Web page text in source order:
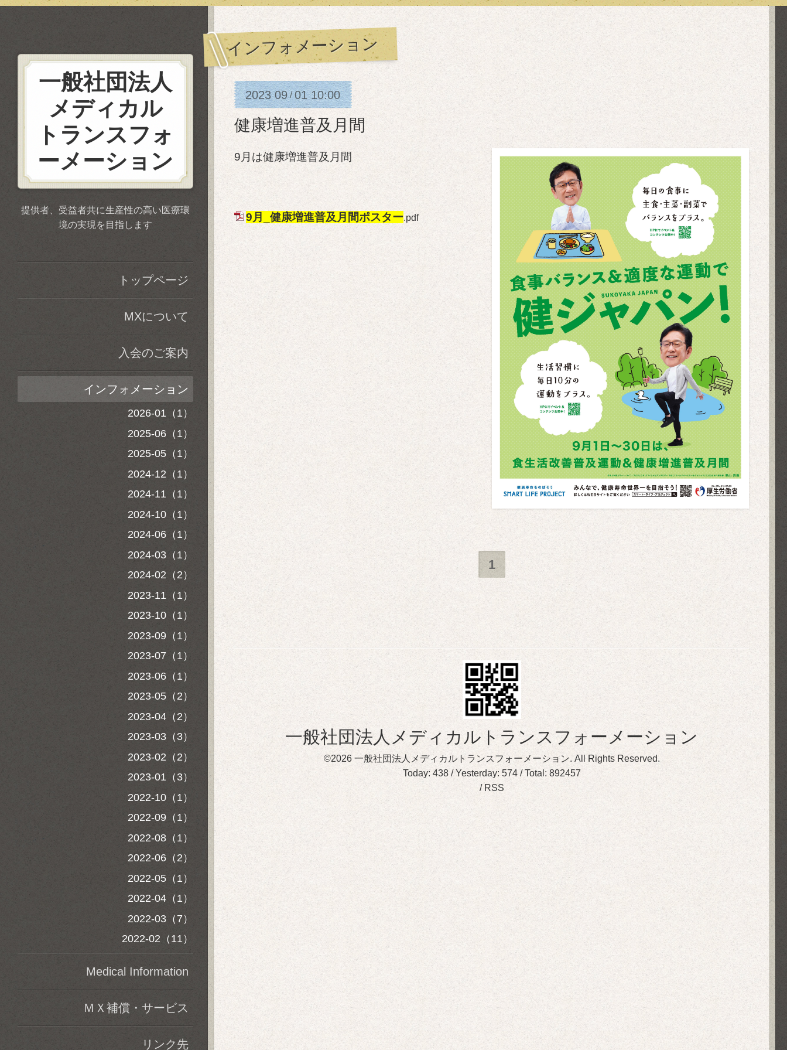
インフォメーション
2023 09/01 10:00
健康増進普及月間
9月は健康増進普及月間
9月_健康増進普及月間ポスター.pdf
1
一般社団法人メディカルトランスフォーメーション
©2026 一般社団法人メディカルトランスフォーメーション. All Rights Reserved.
Today: 438/ Yesterday: 574/ Total: 892457
/ RSS
一般社団法人
メディカル
トランスフォ
ーメーション
提供者、受益者共に生産性の高い医療環
境の実現を目指します
トップページ
MXについて
入会のご案内
インフォメーション
2026-01（1）
2025-06（1）
2025-05（1）
2024-12（1）
2024-11（1）
2024-10（1）
2024-06（1）
2024-03（1）
2024-02（2）
2023-11（1）
2023-10（1）
2023-09（1）
2023-07（1）
2023-06（1）
2023-05（2）
2023-04（2）
2023-03（3）
2023-02（2）
2023-01（3）
2022-10（1）
2022-09（1）
2022-08（1）
2022-06（2）
2022-05（1）
2022-04（1）
2022-03（7）
2022-02（11）
Medical Information
ＭＸ補償・サービス
リンク先